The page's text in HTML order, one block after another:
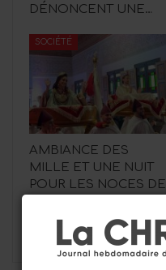
DÉNONCENT UNE…
SOCIÉTÉ
AMBIANCE DES
MILLE ET UNE NUIT
POUR LES NOCES DE
PRÉCÉDENT PROCHAIN